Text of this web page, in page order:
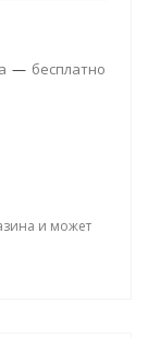
— бесплатно
и может